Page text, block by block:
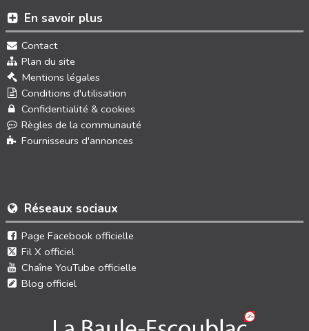
Réseaux sociaux
Page Facebook officielle
Fil X officiel
Chaîne YouTube officielle
Blog officiel
En savoir plus
Contact
Plan du site
Mentions légales
Conditions d'utilisation
Confidentialité & cookies
Règles de la communauté
Fournisseurs d'annonces